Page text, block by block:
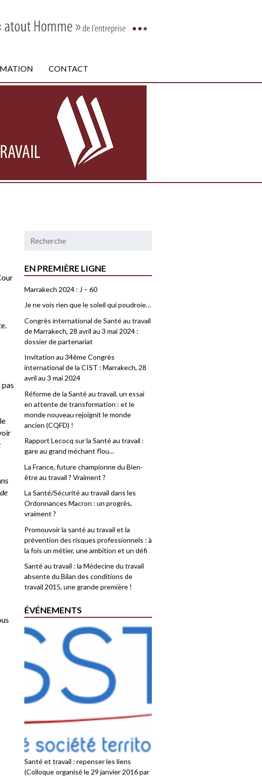
CONTACT
EN PREMIÈRE LIGNE
Marrakech 2024 : J – 60
Je ne vois rien que le soleil qui poudroie…
Congrès international de Santé au travail
de Marrakech, 28 avril au 3 mai 2024 :
dossier de partenariat
Invitation au 34ème Congrès
international de la CIST : Marrakech, 28
avril au 3 mai 2024
Réforme de la Santé au travail, un essai
en attente de transformation : et le
monde nouveau rejoignit le monde
ancien (CQFD) !
Rapport Lecocq sur la Santé au travail :
gare au grand méchant flou…
La France, future championne du Bien-
être au travail ? Vraiment ?
La Santé/Sécurité au travail dans les
Ordonnances Macron : un progrès,
vraiment ?
Promouvoir la santé au travail et la
prévention des risques professionnels : à
la fois un métier, une ambition et un défi
Santé au travail : la Médecine du travail
absente du Bilan des conditions de
travail 2015, une grande première !
ÉVÉNEMENTS
Santé et travail : repenser les liens
(Colloque organisé le 29 janvier 2016 par